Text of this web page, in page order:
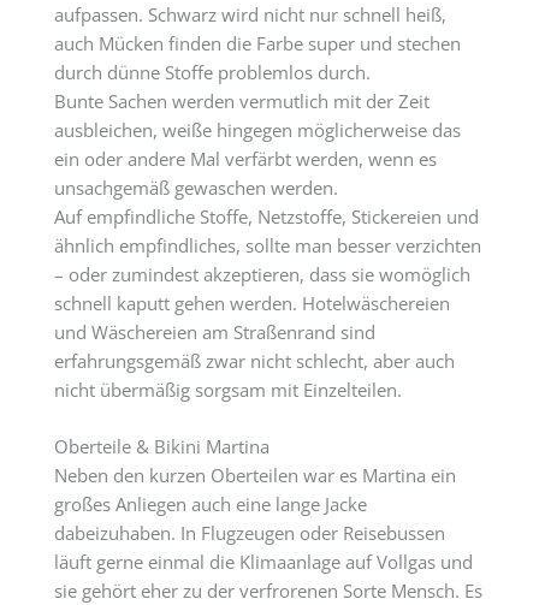
aufpassen. Schwarz wird nicht nur schnell heiß,
auch Mücken finden die Farbe super und stechen
durch dünne Stoffe problemlos durch.
Bunte Sachen werden vermutlich mit der Zeit
ausbleichen, weiße hingegen möglicherweise das
ein oder andere Mal verfärbt werden, wenn es
unsachgemäß gewaschen werden.
Auf empfindliche Stoffe, Netzstoffe, Stickereien und
ähnlich empfindliches, sollte man besser verzichten
– oder zumindest akzeptieren, dass sie womöglich
schnell kaputt gehen werden. Hotelwäschereien
und Wäschereien am Straßenrand sind
erfahrungsgemäß zwar nicht schlecht, aber auch
nicht übermäßig sorgsam mit Einzelteilen.
Oberteile & Bikini Martina
Neben den kurzen Oberteilen war es Martina ein
großes Anliegen auch eine lange Jacke
dabeizuhaben. In Flugzeugen oder Reisebussen
läuft gerne einmal die Klimaanlage auf Vollgas und
sie gehört eher zu der verfrorenen Sorte Mensch. Es